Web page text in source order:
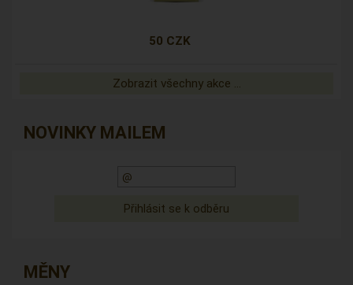
50 CZK
Zobrazit všechny akce ...
NOVINKY MAILEM
MĚNY